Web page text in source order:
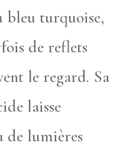
turquoise,
de reflets
le regard. Sa
laisse
de lumières